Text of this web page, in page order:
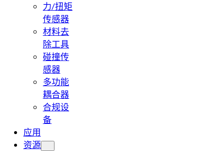
力/扭矩
传感器
材料去
除工具
碰撞传
感器
多功能
耦合器
合规设
备
应用
资源